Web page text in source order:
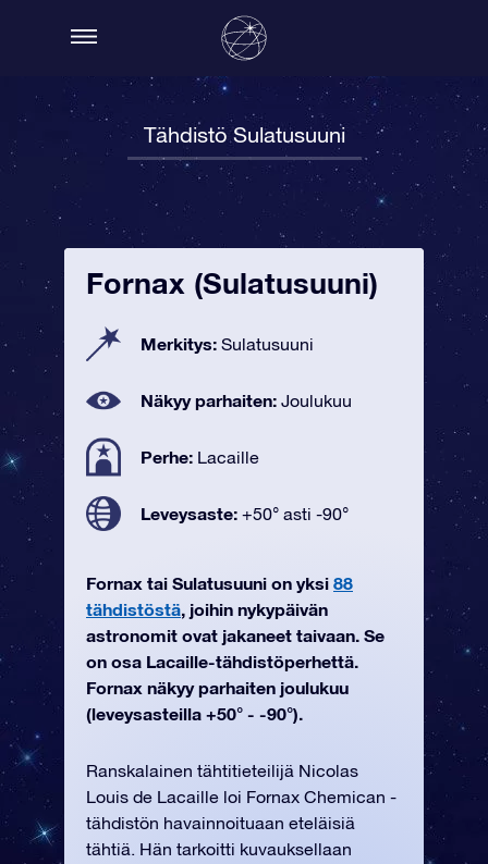
Tähdistö Sulatusuuni
Fornax (Sulatusuuni)
Merkitys: Sulatusuuni
Näkyy parhaiten: Joulukuu
Perhe: Lacaille
Leveysaste: +50° asti -90°
Fornax tai Sulatusuuni on yksi 88
tähdistöstä, joihin nykypäivän
astronomit ovat jakaneet taivaan. Se
on osa Lacaille-tähdistöperhettä.
Fornax näkyy parhaiten joulukuu
(leveysasteilla +50° - -90°).
Ranskalainen tähtitieteilijä Nicolas
Louis de Lacaille loi Fornax Chemican -
tähdistön havainnoituaan eteläisiä
tähtiä. Hän tarkoitti kuvauksellaan